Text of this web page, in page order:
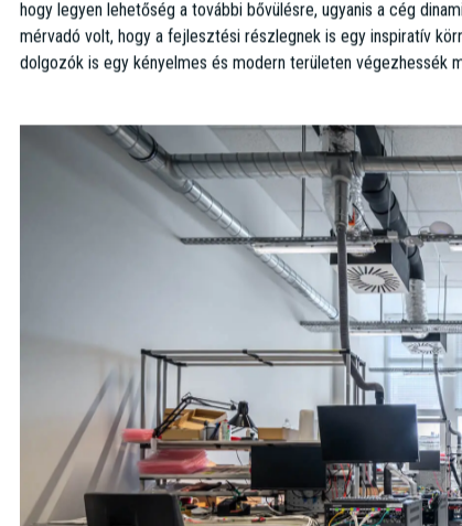
Dinamikus növekedés, változó igények – a tökéletes
Az elmúlt évtizedben a cég exponenciális növekedésen ment
szükséggé alakult. Közbeszólt chipválság, pandémia, külföldi
csapata 8 éven át állt folyamatos kapcsolatban a
A keresés fókuszában egy olyan terület felkutatása állt, amely
innovációs központ kialakítását teszi lehetővé, azaz
működéséhez elengedhetetlen technológiai részlegeknek és